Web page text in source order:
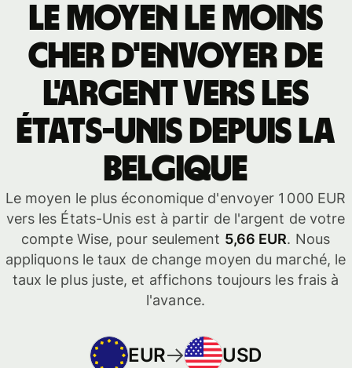
Le moyen le moins
cher d'envoyer de
l'argent vers les
États-Unis depuis la
Belgique
Le moyen le plus économique d'envoyer 1 000 EUR
vers les États-Unis est à partir de l'argent de votre
compte Wise, pour seulement 5,66 EUR. Nous
appliquons le taux de change moyen du marché, le
taux le plus juste, et affichons toujours les frais à
l'avance.
EUR USD